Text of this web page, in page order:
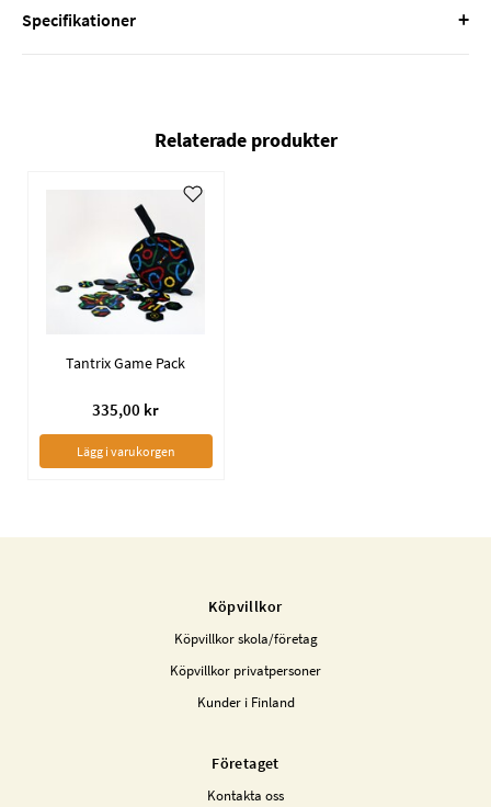
Specifikationer +
Relaterade produkter
Tantrix Game Pack
335,00 kr
Lägg i varukorgen
Köpvillkor
Köpvillkor skola/företag
Köpvillkor privatpersoner
Kunder i Finland
Företaget
Kontakta oss